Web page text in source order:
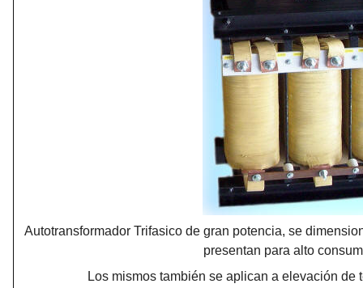
Autotransformador Trifasico de gran potencia, se
presentan para alto
Los mismos también se aplican a elevación